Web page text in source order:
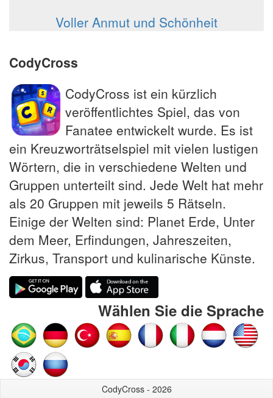
Voller Anmut und Schönheit
CodyCross
CodyCross ist ein kürzlich
veröffentlichtes Spiel, das von
Fanatee entwickelt wurde. Es ist
ein Kreuzworträtselspiel mit vielen lustigen
Wörtern, die in verschiedene Welten und
Gruppen unterteilt sind. Jede Welt hat mehr
als 20 Gruppen mit jeweils 5 Rätseln.
Einige der Welten sind: Planet Erde, Unter
dem Meer, Erfindungen, Jahreszeiten,
Zirkus, Transport und kulinarische Künste.
Wählen Sie die Sprache
CodyCross - 2026